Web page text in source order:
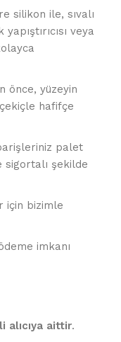
silikon ile, sıvalı
veya
önce, yüzeyin
çekiçle hafifçe
palet
şekilde
için bizimle
imkanı
alıcıya aittir.